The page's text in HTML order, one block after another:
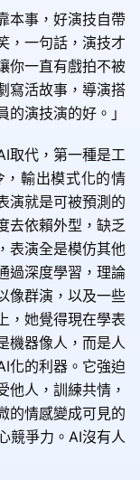
本事，好演技自帶
，一句話，演技才
你一直有戲拍不被
寫活故事，導演搭
演技演的好。」
取代，第一種是工
輸出模式化的情
演就是可被預測的
去依賴外型，缺乏
表演全是模仿其他
過深度學習，理論
像群演，以及一些
，她覺得現在學表
機器像人，而是人
化的利器。它強迫
他人，訓練共情，
的情感變成可見的
競爭力。AI沒有人